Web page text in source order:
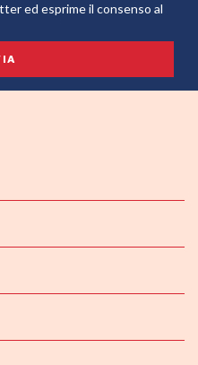
ed esprime il consenso al